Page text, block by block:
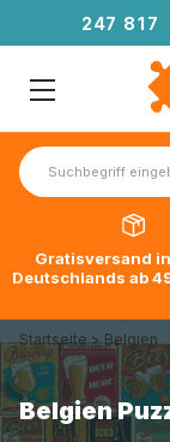
247 81 7
Gratisversand
Deutschlands ab
Startseite >Belgien
Belgien